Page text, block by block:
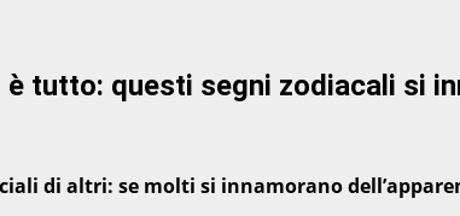
tutto: questi segni zodiacali si
di altri: se molti si innamorano